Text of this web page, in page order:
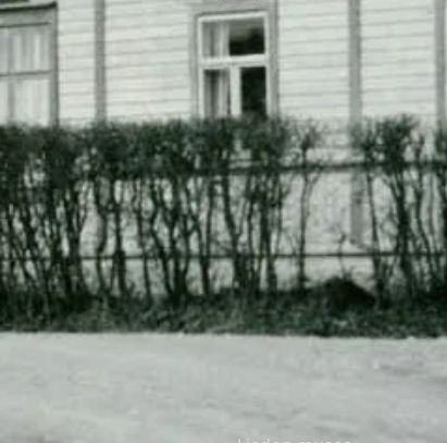
myymälä
Suurilassa
vuonna
1929.